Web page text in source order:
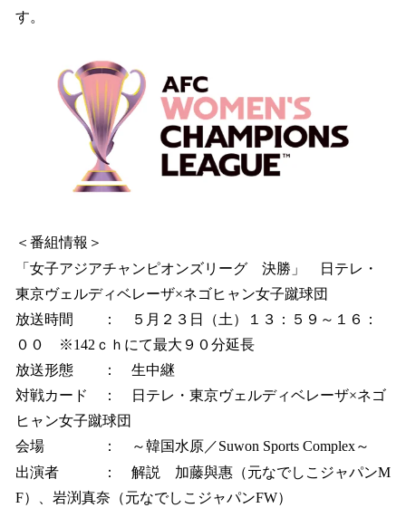
す。
＜番組情報＞
「女子アジアチャンピオンズリーグ 決勝」 日テレ・
東京ヴェルディベレーザ×ネゴヒャン女子蹴球団
放送時間 ： ５月２３日（土）１３：５９～１６：
００ ※142ｃｈにて最大９０分延長
放送形態 ： 生中継
対戦カード ： 日テレ・東京ヴェルディベレーザ×ネゴ
ヒャン女子蹴球団
会場 ： ～韓国水原／Suwon Sports Complex～
出演者 ： 解説 加藤與惠（元なでしこジャパンM
F）、岩渕真奈（元なでしこジャパンFW）